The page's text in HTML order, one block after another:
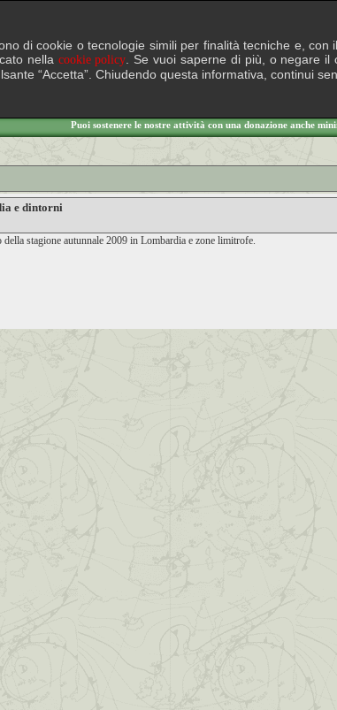
Puoi sostenere le nostre attività con una donazione anche
e dintorni
stagione autunnale 2009 in Lombardia e zone limitrofe.
di cookie o tecnologie simili per finalità tecniche e,
nella cookie policy . Se vuoi saperne di più, o negare
“Accetta”. Chiudendo questa informativa, continui